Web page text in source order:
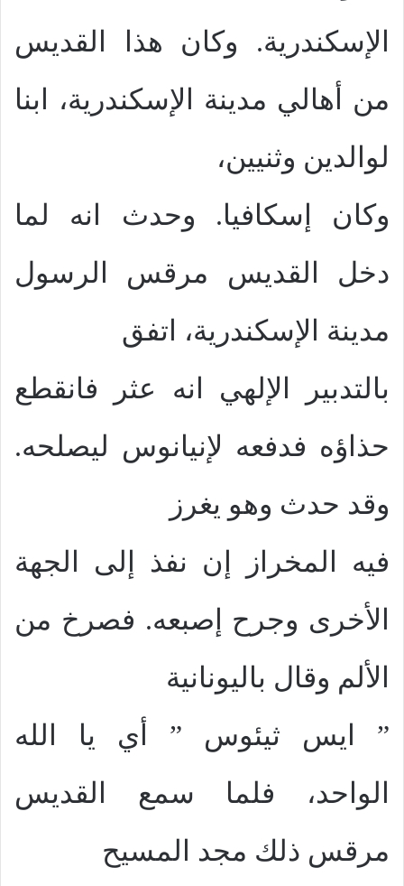
الإسكندرية. وكان هذا القديس
من أهالي مدينة الإسكندرية، ابنا
لوالدين وثنيين،
وكان إسكافيا. وحدث انه لما
دخل القديس مرقس الرسول
مدينة الإسكندرية، اتفق
بالتدبير الإلهي انه عثر فانقطع
حذاؤه فدفعه لإنيانوس ليصلحه.
وقد حدث وهو يغرز
فيه المخراز إن نفذ إلى الجهة
الأخرى وجرح إصبعه. فصرخ من
الألم وقال باليونانية
” ايس ثيئوس ” أي يا الله
الواحد، فلما سمع القديس
مرقس ذلك مجد المسيح